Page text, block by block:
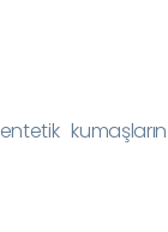
kumaşların